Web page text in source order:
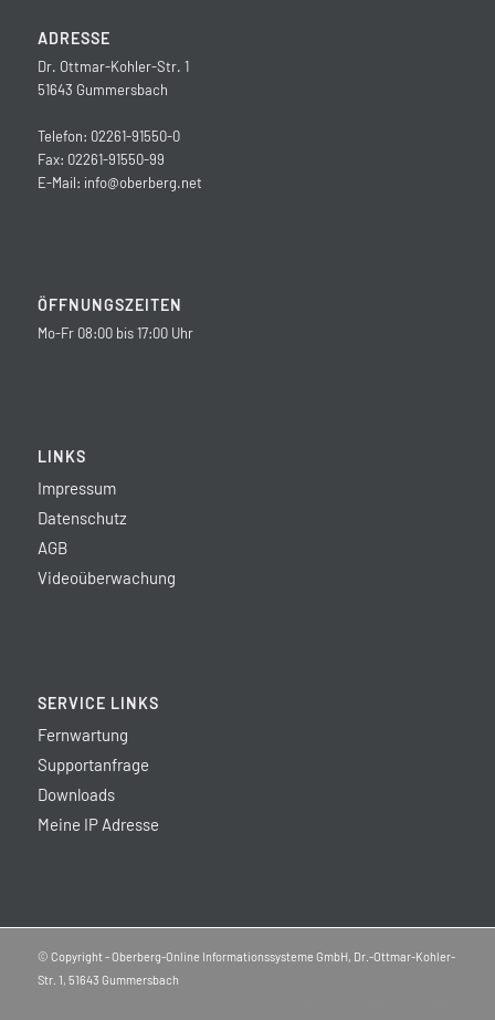
ADRESSE
Dr. Ottmar-Kohler-Str. 1
51643 Gummersbach
Telefon: 02261-91550-0
Fax: 02261-91550-99
E-Mail: info@oberberg.net
ÖFFNUNGSZEITEN
Mo-Fr 08:00 bis 17:00 Uhr
LINKS
Impressum
Datenschutz
AGB
Videoüberwachung
SERVICE LINKS
Fernwartung
Supportanfrage
Downloads
Meine IP Adresse
© Copyright - Oberberg-Online Informationssysteme GmbH, Dr.-Ottmar-Kohler-
Str. 1, 51643 Gummersbach